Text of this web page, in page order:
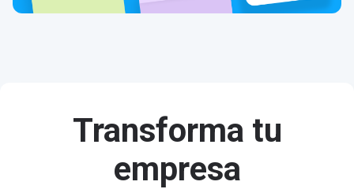
Transforma tu
empresa